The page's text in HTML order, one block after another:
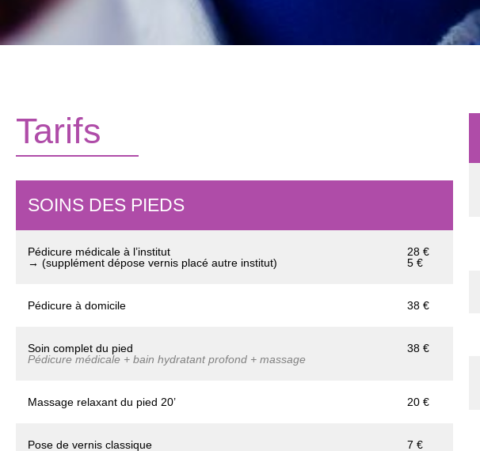
Tarifs
SOINS DES PIEDS
Pédicure médicale à l’institut
→ (supplément dépose vernis placé autre institut)
28 €
5 €
Pédicure à domicile 38 €
Soin complet du pied
Pédicure médicale + bain hydratant profond + massage
38 €
Massage relaxant du pied 20’ 20 €
Pose de vernis classique 7 €